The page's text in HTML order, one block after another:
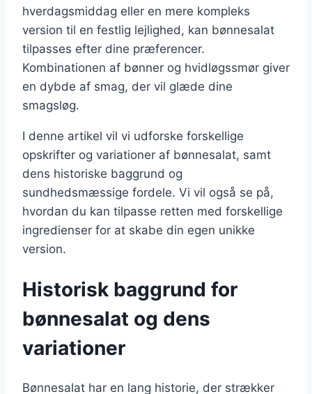
hverdagsmiddag eller en mere kompleks
version til en festlig lejlighed, kan bønnesalat
tilpasses efter dine præferencer.
Kombinationen af bønner og hvidløgssmør giver
en dybde af smag, der vil glæde dine
smagsløg.
I denne artikel vil vi udforske forskellige
opskrifter og variationer af bønnesalat, samt
dens historiske baggrund og
sundhedsmæssige fordele. Vi vil også se på,
hvordan du kan tilpasse retten med forskellige
ingredienser for at skabe din egen unikke
version.
Historisk baggrund for
bønnesalat og dens
variationer
Bønnesalat har en lang historie, der strækker